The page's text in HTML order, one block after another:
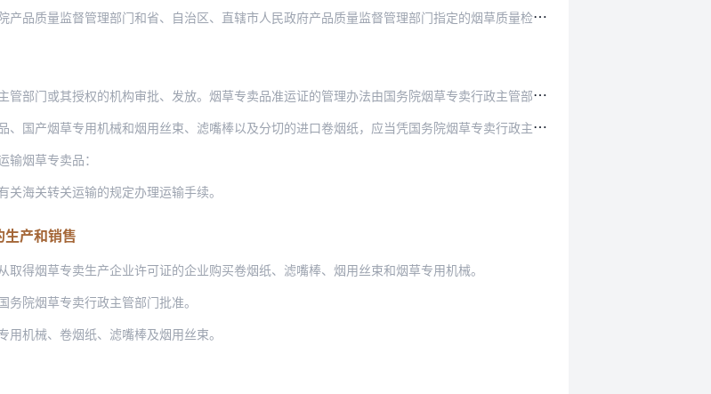
质量监督管理部门和省、自治区、直辖市人民政府产品质量监督管理部门指定的烟草质量检测站进行。
门或其授权的机构审批、发放。烟草专卖品准运证的管理办法由国务院烟草专卖行政主管部门制定。
用机械和烟用丝束、滤嘴棒以及分切的进口卷烟纸，应当凭国务院烟草专卖行政主管部门或其授权的机构签发的烟草专卖品…
烟草专卖品：
海关转关运输的规定办理运输手续。
产和销售
得烟草专卖生产企业许可证的企业购买卷烟纸、滤嘴棒、烟用丝束和烟草专用机械。
院烟草专卖行政主管部门批准。
机械、卷烟纸、滤嘴棒及烟用丝束。